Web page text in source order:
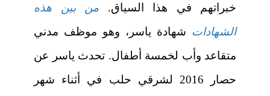
خبراتهم في هذا السياق. من بين هذه
الشهادات شهادة ياسر، وهو موظف مدني
متقاعد وأب لخمسة أطفال. تحدث ياسر عن
حصار 2016 لشرقي حلب في أثناء شهر